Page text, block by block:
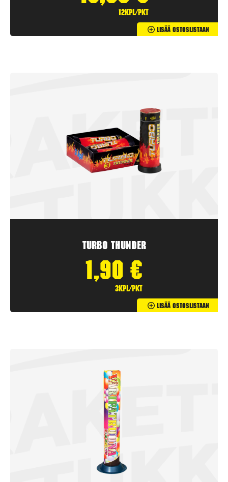
12kpl/pkt
Lisää Ostoslistaan
Turbo Thunder
1,90 €
3kpl/pkt
Lisää Ostoslistaan